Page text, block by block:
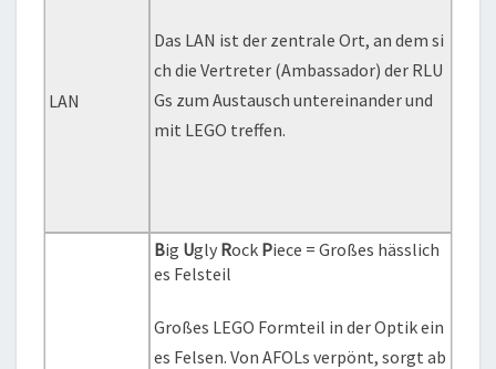
LAN
Das LAN ist der zentrale Ort, an dem si
ch die Vertreter (Ambassador) der RLU
Gs zum Austausch untereinander und
mit LEGO treffen.
Big Ugly Rock Piece = Großes hässlich
es Felsteil
Großes LEGO Formteil in der Optik ein
es Felsen. Von AFOLs verpönt, sorgt ab